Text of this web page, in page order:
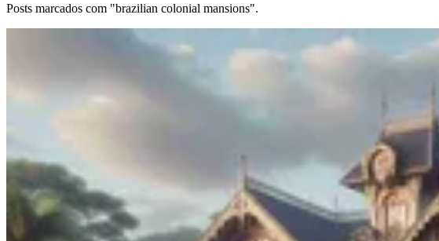
Posts marcados com "brazilian colonial mansions".